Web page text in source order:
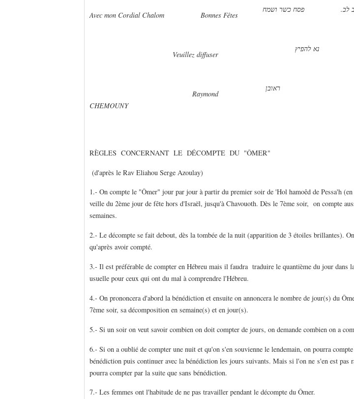
לב. פסח כשר ושמח
נא להפיץ
Avec mon Cordial Chalom Bonnes Fêtes
Veuillez diffuser
Raymond
CHEMOUNY
RÈGLES CONCERNANT LE DÉCOMPTE DU "ÔMER"
(d'après le Rav Eliahou Serge Azoulay)
1.- On compte le "Ômer" jour par jour à partir du premier soir de 'Hol hamoêd de Pessa'h
veille du 2ème jour de fête hors d'Israël, jusqu'à Chavouoth. Dès le 7ème soir, on compte
semaines.
2.- Le décompte se fait debout, dès la tombée de la nuit (apparition de 3 étoiles brillantes).
qu'après avoir compté.
3.- Il est préférable de compter en Hébreu mais il faudra traduire le quantième du jour dans
usuelle pour ceux qui ont du mal à comprendre l'Hébreu.
4.- On prononcera d'abord la bénédiction et ensuite on annoncera le nombre de jour(s) du
7ème soir, sa décomposition en semaine(s) et en jour(s).
5.- Si un soir on veut savoir combien on doit compter de jours, on demande combien on a
6.- Si on a oublié de compter une nuit et qu'on s'en souvienne le lendemain, on pourra
bénédiction puis continuer avec la bénédiction les jours suivants. Mais si l'on ne s'en est pas
pourra compter par la suite que sans bénédiction.
7.- Les femmes ont l'habitude de ne pas travailler pendant le décompte du Ômer.